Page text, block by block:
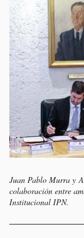
Juan Pablo Murra y
colaboración entre
Institucional IPN.